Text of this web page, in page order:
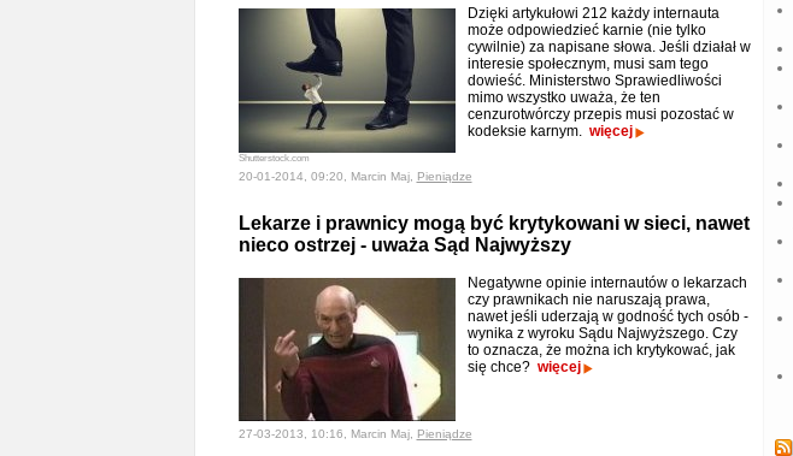
Shutterstock.com
Dzięki artykułowi 212 każdy internauta
może odpowiedzieć karnie (nie tylko
cywilnie) za napisane słowa. Jeśli działał w
interesie społecznym, musi sam tego
dowieść. Ministerstwo Sprawiedliwości
mimo wszystko uważa, że ten
cenzurotwórczy przepis musi pozostać w
kodeksie karnym. więcej
20-01-2014, 09:20, Marcin Maj, Pieniądze
Lekarze i prawnicy mogą być krytykowani w sieci, nawet
nieco ostrzej - uważa Sąd Najwyższy
Negatywne opinie internautów o lekarzach
czy prawnikach nie naruszają prawa,
nawet jeśli uderzają w godność tych osób -
wynika z wyroku Sądu Najwyższego. Czy
to oznacza, że można ich krytykować, jak
się chce? więcej
27-03-2013, 10:16, Marcin Maj, Pieniądze